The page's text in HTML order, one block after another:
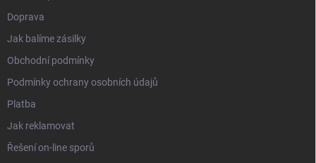
Doprava
Jak balíme zásilky
Obchodní podmínky
Podmínky ochrany osobních údajů
Platba
Jak reklamovat
Řešení on-line sporů